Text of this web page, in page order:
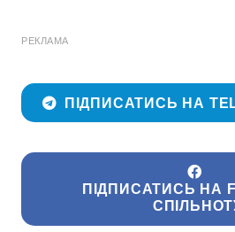
РЕКЛАМА
ПІДПИСАТИСЬ НА
ПІДПИСАТИСЬ НА